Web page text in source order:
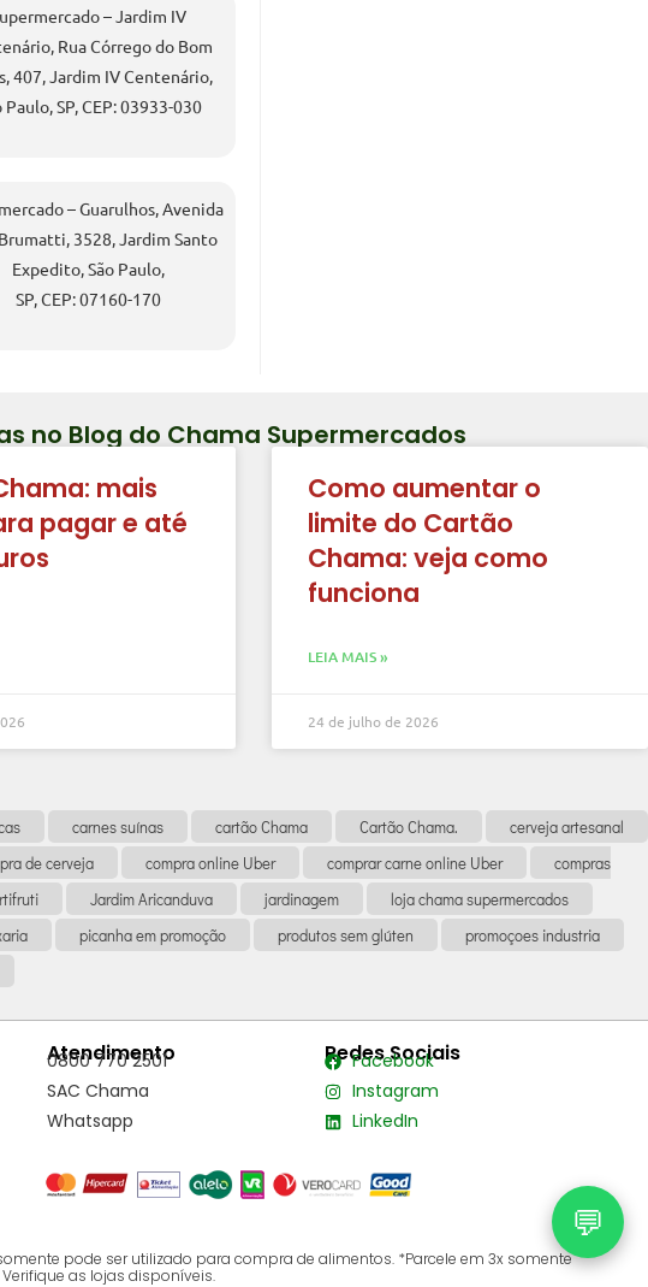
– Jardim IV
Rua Córrego do Bom
407, Jardim IV Centenário,
Paulo, SP, CEP: 03933-030
– Guarulhos, Avenida
3528, Jardim Santo
Expedito, São Paulo,
SP, CEP: 07160-170
no Blog do Chama Supermercados
mais
pagar e até
Como aumentar o
limite do Cartão
Chama: veja como
funciona
LEIA MAIS »
24 de julho de 2026
carnes suínas cartão Chama Cartão Chama.
cerveja artesanal
de cerveja compra online Uber comprar carne online Uber
compras
Jardim Aricanduva jardinagem
loja chama supermercados
picanha em promoção produtos sem glúten
promoçoes industria
Atendimento
0800 770 2501
SAC Chama
Whatsapp
Redes Sociais
Facebook
Instagram
LinkedIn
pode ser utilizado para compra de alimentos. *Parcele em 3x somente
as lojas disponíveis.
💬